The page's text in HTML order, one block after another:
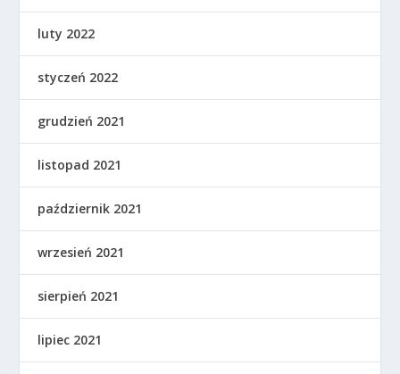
luty 2022
styczeń 2022
grudzień 2021
listopad 2021
październik 2021
wrzesień 2021
sierpień 2021
lipiec 2021